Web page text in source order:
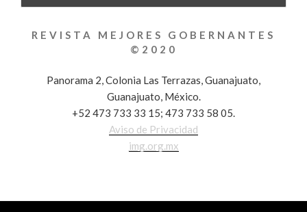
REVISTA MEJORES GOBERNANTES
©2020
Panorama 2, Colonia Las Terrazas, Guanajuato,
Guanajuato, México.
+52 473 733 33 15; 473 733 58 05.
Aviso de Privacidad
img.org.mx